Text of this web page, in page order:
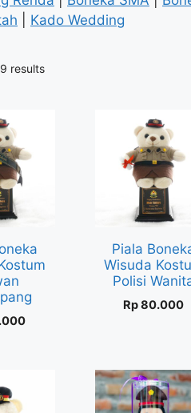
Kado Wedding
resultsSorted
Piala
Wisuda
Polisi
Rp80.000